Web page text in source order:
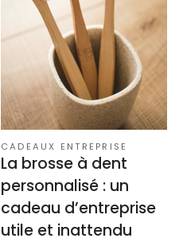
CADEAUX ENTREPRISE
La brosse à dent
personnalisé : un
cadeau d’entreprise
utile et inattendu